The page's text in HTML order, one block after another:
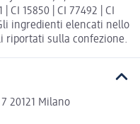
| CI 15850 | CI 77492 | CI
ingredienti elencati nello
riportati sulla confezione.
20121 Milano